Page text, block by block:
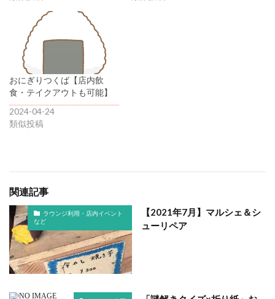
おにぎりつくば【店内飲
食・テイクアウトも可能】
2024-04-24
類似投稿
関連記事
ラウンジ利用・店内イベント
など
【2021年7月】マルシェ＆シ
ューリペア